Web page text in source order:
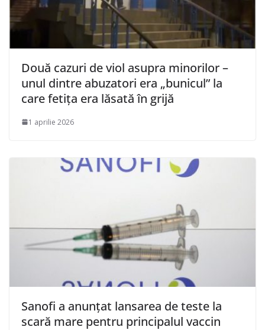
Două cazuri de viol asupra minorilor –
unul dintre abuzatori era „bunicul” la
care fetița era lăsată în grijă
1 aprilie 2026
Sanofi a anunţat lansarea de teste la
scară mare pentru principalul vaccin